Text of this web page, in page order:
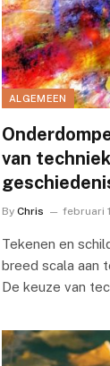
ALGEMEEN
van
By Chris februari
Tekenen en
breed scala aan
De keuze van